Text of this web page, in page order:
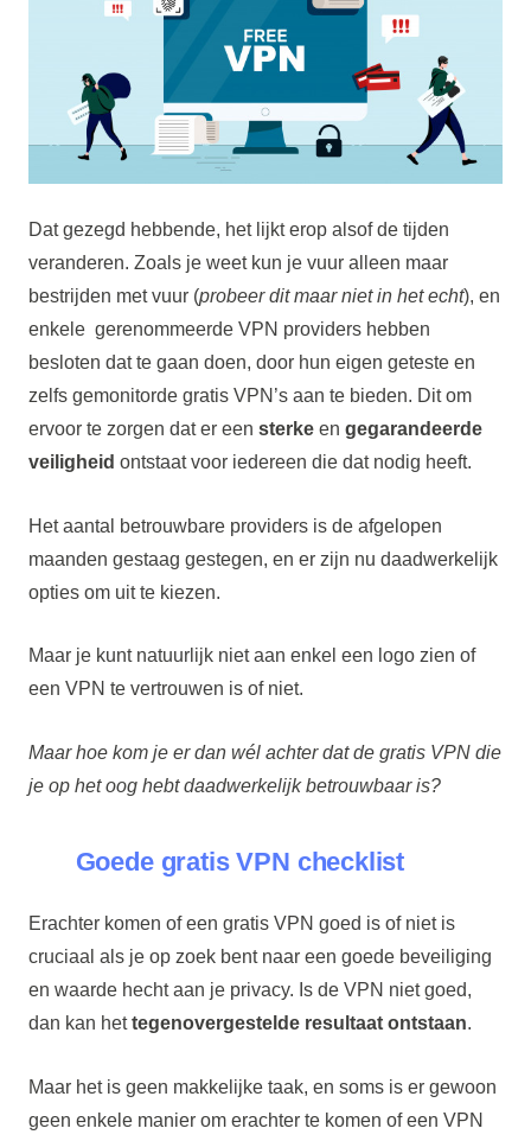
Dat gezegd hebbende, het lijkt erop alsof de tijden
veranderen. Zoals je weet kun je vuur alleen maar
bestrijden met vuur (probeer dit maar niet in het echt), en
enkele gerenommeerde VPN providers hebben
besloten dat te gaan doen, door hun eigen geteste en
zelfs gemonitorde gratis VPN’s aan te bieden. Dit om
ervoor te zorgen dat er een sterkeen gegarandeerde
veiligheid ontstaat voor iedereen die dat nodig heeft.
Het aantal betrouwbare providers is de afgelopen
maanden gestaag gestegen, en er zijn nu daadwerkelijk
opties om uit te kiezen.
Maar je kunt natuurlijk niet aan enkel een logo zien of
een VPN te vertrouwen is of niet.
Maar hoe kom je er dan wél achter dat de gratis VPN die
je op het oog hebt daadwerkelijk betrouwbaar is?
Goede gratis VPN checklist
Erachter komen of een gratis VPN goed is of niet is
cruciaal als je op zoek bent naar een goede beveiliging
en waarde hecht aan je privacy. Is de VPN niet goed,
dan kan hettegenovergestelde resultaat ontstaan.
Maar het is geen makkelijke taak, en soms is er gewoon
geen enkele manier om erachter te komen of een VPN